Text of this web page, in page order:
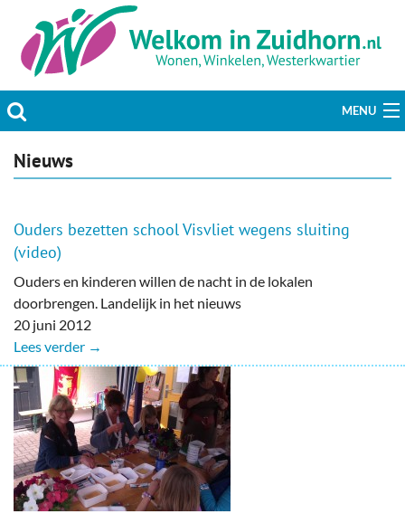
MENU
Actueel
Welzijn & Maatschappij
Bedrijven
Prikbord & Aanbiedingen
Plaats bericht
Nieuws
Ouders bezetten school Visvliet wegens sluiting
(video)
Ouders en kinderen willen de nacht in de lokalen
doorbrengen. Landelijk in het nieuws
20 juni 2012
Lees verder →